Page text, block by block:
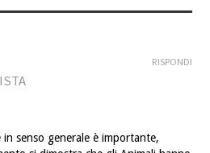
RISPONDI
senso generale è importante,